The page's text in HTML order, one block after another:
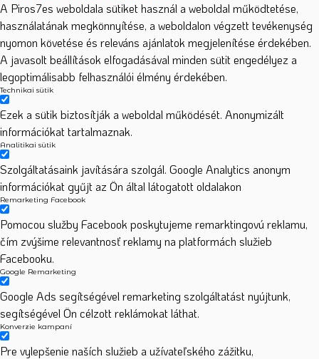
A Piros7es weboldala sütiket használ a weboldal működtetése,
használatának megkönnyítése, a weboldalon végzett tevékenység
nyomon követése és releváns ajánlatok megjelenítése érdekében.
A javasolt beállítások elfogadásával minden sütit engedélyez a
legoptimálisabb felhasználói élmény érdekében.
Technikai sütik
Ezek a sütik biztosítják a weboldal működését. Anonymizált
információkat tartalmaznak.
Analitikai sütik
Szolgáltatásaink javítására szolgál. Google Analytics anonym
információkat gyűjt az Ön által látogatott oldalakon
Remarketing Facebook
Pomocou služby Facebook poskytujeme remarktingovú reklamu,
čím zvýšime relevantnosť reklamy na platformách služieb
Facebooku.
Google Remarketing
Google Ads segítségével remarketing szolgáltatást nyújtunk,
segítségével Ön célzott reklámokat láthat.
Konverzie kampaní
Pre vylepšenie naších služieb a užívateľského zážitku,